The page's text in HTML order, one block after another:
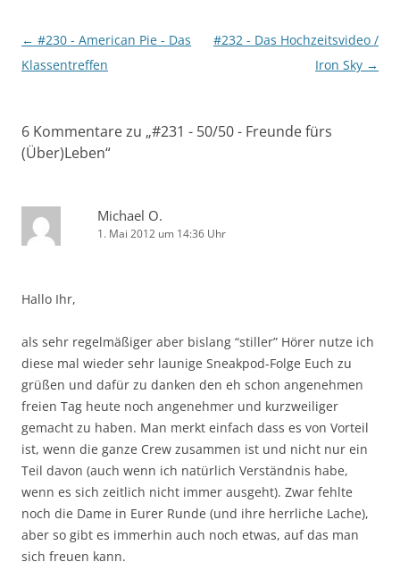
Beitragsnavigation
← #230 - American Pie - Das
Klassentreffen
#232 - Das Hochzeitsvideo /
Iron Sky →
6 Kommentare zu „#231 - 50/50 - Freunde fürs
(Über)Leben“
Michael O.
1. Mai 2012 um 14:36 Uhr
Hallo Ihr,
als sehr regelmäßiger aber bislang “stiller” Hörer nutze ich
diese mal wieder sehr launige Sneakpod-Folge Euch zu
grüßen und dafür zu danken den eh schon angenehmen
freien Tag heute noch angenehmer und kurzweiliger
gemacht zu haben. Man merkt einfach dass es von Vorteil
ist, wenn die ganze Crew zusammen ist und nicht nur ein
Teil davon (auch wenn ich natürlich Verständnis habe,
wenn es sich zeitlich nicht immer ausgeht). Zwar fehlte
noch die Dame in Eurer Runde (und ihre herrliche Lache),
aber so gibt es immerhin auch noch etwas, auf das man
sich freuen kann.